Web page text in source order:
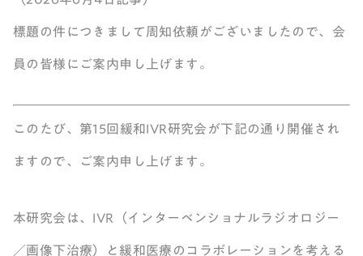
標題の件につきまして周知依頼がございましたので、会
員の皆様にご案内申し上げます。
このたび、第15回緩和IVR研究会が下記の通り開催され
ますので、ご案内申し上げます。
本研究会は、IVR（インターベンショナルラジオロジー
／画像下治療）と緩和医療のコラボレーションを考える